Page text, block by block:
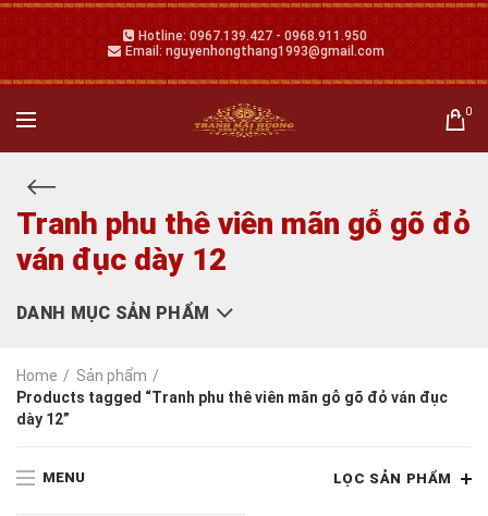
Hotline: 0967.139.427 - 0968.911.950
Email: nguyenhongthang1993@gmail.com
0
Tranh phu thê viên mãn gỗ gõ đỏ
ván đục dày 12
DANH MỤC SẢN PHẨM
Home
Sản phẩm
Products tagged “Tranh phu thê viên mãn gỗ gõ đỏ ván đục
dày 12”
MENU LỌC SẢN PHẨM